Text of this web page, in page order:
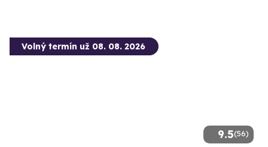
9.5(56)
Volný termín už 08. 08. 2026